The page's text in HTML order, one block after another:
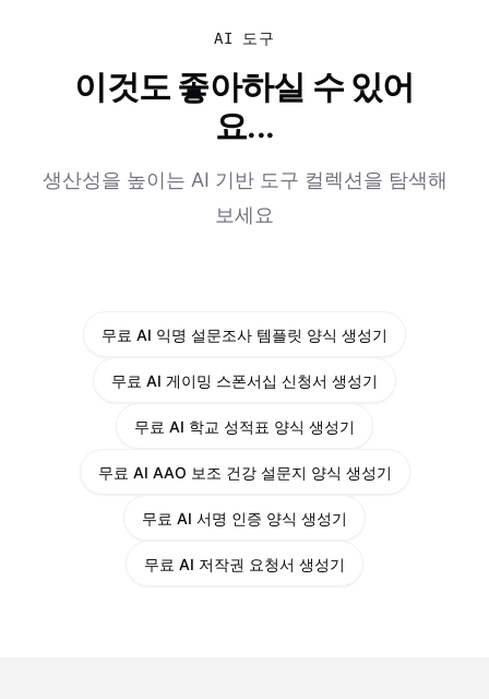
AI 도구
이것도 좋아하실 수 있어
요...
생산성을 높이는 AI 기반 도구 컬렉션을 탐색해
보세요
무료 AI 익명 설문조사 템플릿 양식 생성기
무료 AI 게이밍 스폰서십 신청서 생성기
무료 AI 학교 성적표 양식 생성기
무료 AI AAO 보조 건강 설문지 양식 생성기
무료 AI 서명 인증 양식 생성기
무료 AI 저작권 요청서 생성기